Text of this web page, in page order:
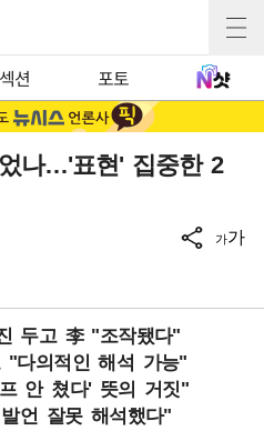
섹션 포토
나…'표현' 집중한 2
가가
두고 李 "조작됐다"
"다의적인 해석 가능"
안 쳤다' 뜻의 거짓"
언 잘못 해석했다"